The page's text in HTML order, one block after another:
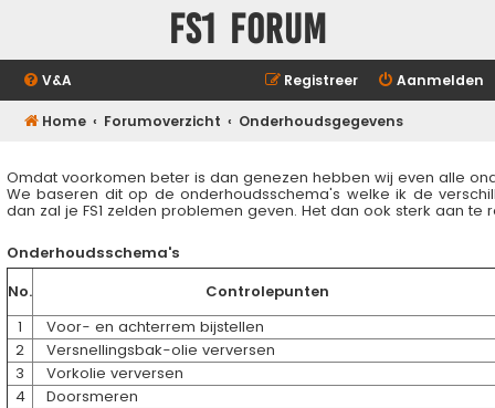
FS1 forum
V&A Aanmelden
Registreer
Home Forumoverzicht Onderhoudsgegevens
Omdat voorkomen beter is dan genezen hebben wij even alle
We baseren dit op de onderhoudsschema's welke ik de
dan zal je FS1 zelden problemen geven. Het dan ook sterk aan
Onderhoudsschema's
No.
Controlepunten
1
Voor- en achterrem bijstellen
2
Versnellingsbak-olie verversen
3
Vorkolie verversen
4
Doorsmeren